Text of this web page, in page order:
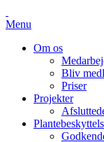
Menu
Om os
Bliv
Priser
Projekter